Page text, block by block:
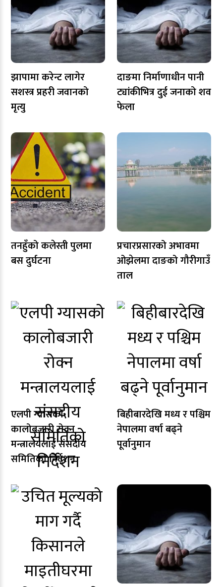
झापामा करेन्ट लागेर
सशस्त्र प्रहरी जवानको
मृत्यु
दाङमा निर्माणाधीन पानी
ट्यांकीभित्र दुई जनाको शव
फेला
तनहुँको कलेस्ती पुलमा
बस दुर्घटना
प्रचारप्रसारको अभावमा
ओझेलमा दाङको गौरीगाउँ
ताल
एलपी ग्यासको
कालोबजारी रोक्न
मन्त्रालयलाई संसदीय
समितिको निर्देशन
बिहीबारदेखि मध्य र पश्चिम
नेपालमा वर्षा बढ्ने
पूर्वानुमान